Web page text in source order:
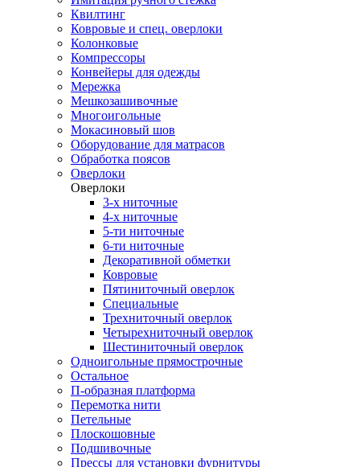
Квилтинг
Ковровые и спец. оверлоки
Колонковые
Компрессоры
Конвейеры для одежды
Мережка
Мешкозашивочные
Многоигольные
Мокасиновый шов
Оборудование для матрасов
Обработка поясов
Оверлоки
Оверлоки
3-х ниточные
4-х ниточные
5-ти ниточные
6-ти ниточные
Декоративной обметки
Ковровые
Пятиниточный оверлок
Специальные
Трехниточный оверлок
Четырехниточный оверлок
Шестиниточный оверлок
Одноигольные прямострочные
Остальное
П-образная платформа
Перемотка нити
Петельные
Плоскошовные
Подшивочные
Прессы для установки фурнитуры